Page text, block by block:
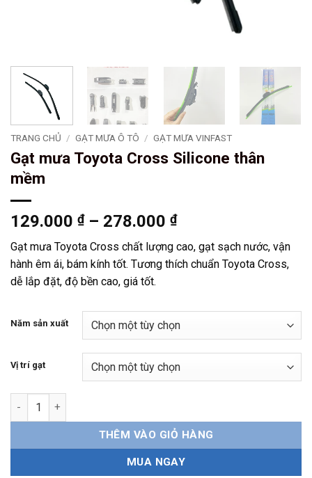
TRANG CHỦ / GẠT MƯA Ô TÔ / GẠT MƯA VINFAST
Gạt mưa Toyota Cross Silicone thân
mềm
129.000 ₫ – 278.000 ₫Khoảng
từ
129.000 ₫
Gạt mưa Toyota Cross chất lượng cao, gạt sạch nước, vận
hành êm ái, bám kính tốt. Tương thích chuẩn Toyota Cross,
dễ lắp đặt, độ bền cao, giá tốt.
Năm sản xuất
Vị trí gạt
Gạt mưa Toyota Cross Silicone thân mềm số lượng
THÊM VÀO GIỎ HÀNG
MUA NGAY